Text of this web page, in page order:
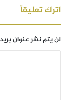
اترك تعليقاً
لن يتم نشر عنوان